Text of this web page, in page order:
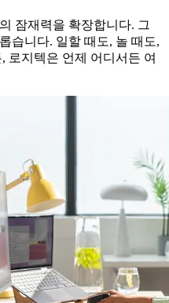
잠재력을 확장합니다. 그
습니다. 일할 때도, 놀 때도,
로지텍은 언제 어디서든 여